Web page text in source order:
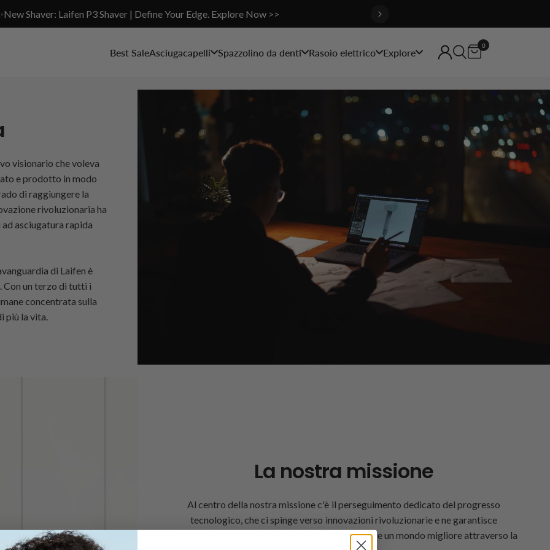
Shaver: Laifen P3 Shaver | Define Your Edge. Explore Now >>
Best SaleAsciugacapelli Spazzolino da denti Rasoio elettrico Explore
0
visionario che voleva
e prodotto in modo
di raggiungere la
rivoluzionaria ha
asciugatura rapida
di Laifen è
Con un terzo di tutti i
concentrata sulla
più la vita.
La nostra missione
Al centro della nostra missione c'è il perseguimento dedicato del progresso
tecnologico, che ci spinge verso innovazioni rivoluzionarie e ne garantisce
l'accessibilità a tutti, con l'obiettivo finale di creare un mondo migliore attraverso la